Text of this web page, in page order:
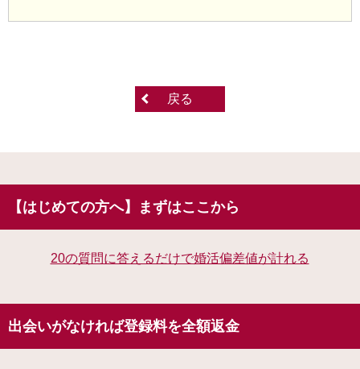
戻る
【はじめての方へ】まずはここから
20の質問に答えるだけで婚活偏差値が計れる
出会いがなければ登録料を全額返金